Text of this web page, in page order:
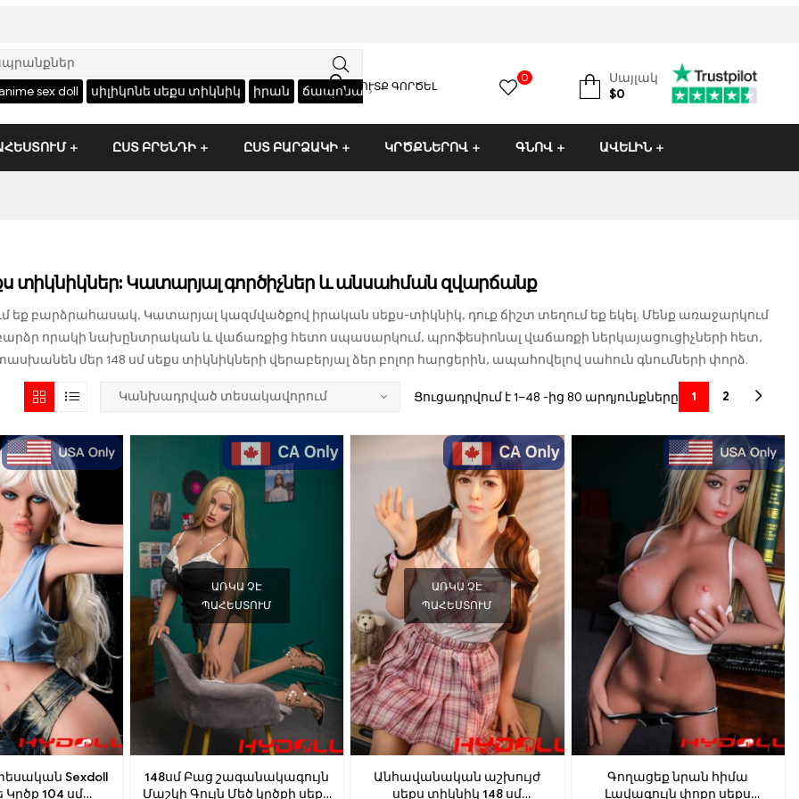
սեքս տիկնիկ իրան ճապոնական սեքս-տիկնիկ BBW սեքս տիկնիկ custom sex doll Ամենաթանկ սեքս
›
ՄՈՒՏՔ ԳՈՐԾԵԼ
0
Սայլակ
$0
ԸՍՏ ԲՐԵՆԴԻ ԸՍՏ ԲԱՐՁԱԿԻ ԿՐԾՔՆԵՐՈՎ ԳՆՈՎ ԱՎԵԼԻՆ
տիկնիկներ: Կատարյալ գործիչներ և անսահման զվարճանք
եք բարձրահասակ, Կատարյալ կազմվածքով իրական սեքս-տիկնիկ, դուք ճիշտ տեղում եք եկել. Մենք առաջարկում
որակի նախընտրական և վաճառքից հետո սպասարկում, պրոֆեսիոնալ վաճառքի ներկայացուցիչների հետ,
մեր 148 սմ սեքս տիկնիկների վերաբերյալ ձեր բոլոր հարցերին, ապահովելով սահուն գնումների փորձ.
1 2
Ցուցադրվում է 1–48 -ից 80 արդյունքները
Sexdoll
Կրծք 104 սմ
ԱՌԿԱ ՉԷ
ՊԱՀԵՍՏՈՒՄ
148սմ Բաց շագանակագույն
Մաշկի Գույն Մեծ կրծքի սեքս
ԱՌԿԱ ՉԷ
ՊԱՀԵՍՏՈՒՄ
Անհավանական աշխույժ
սեքս տիկնիկ 148 սմ
Գողացեք նրան հիմա
Լավագույն փոքր սեքս